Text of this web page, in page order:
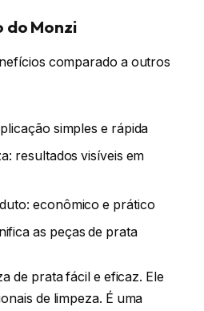
do Monzi
comparado a outros
simples e rápida
resultados visíveis em
econômico e prático
as peças de prata
de prata fácil e eficaz. Ele
de limpeza. É uma